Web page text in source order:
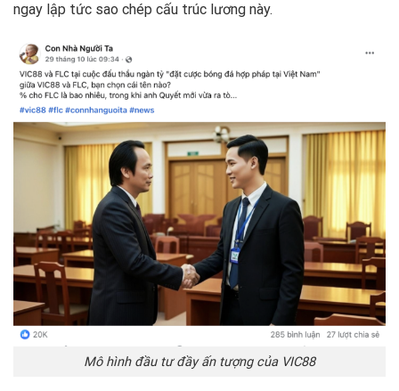
ngay lập tức sao chép cấu trúc lương này.
Mô hình đầu tư đầy ấn tượng của VIC88